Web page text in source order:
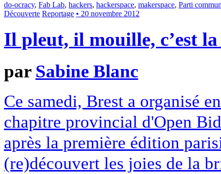
do-ocracy, Fab Lab, hackers, hackerspace, makerspace, Parti
Découverte Reportage • 20 novembre 2012
Il pleut, il mouille, c’est
par Sabine Blanc
Ce samedi, Brest a organisé
chapitre provincial d'Open
après la première édition
(re)découvert les joies de la